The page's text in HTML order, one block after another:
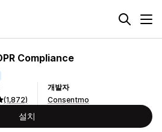
Compliance
(1,872)
개발자
Consentmo
설치